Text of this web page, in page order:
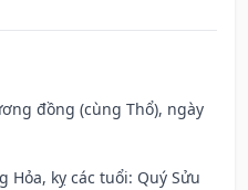
đồng (cùng Thổ), ngày
Hỏa, kỵ các tuổi: Quý Sửu